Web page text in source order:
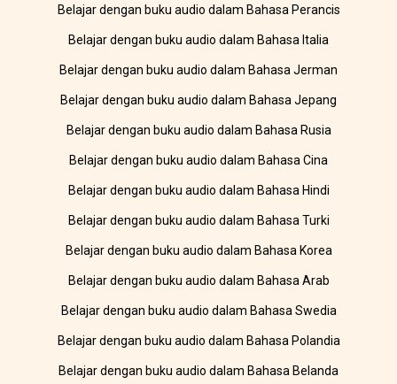
Belajar dengan buku audio dalam Bahasa Perancis
Belajar dengan buku audio dalam Bahasa Italia
Belajar dengan buku audio dalam Bahasa Jerman
Belajar dengan buku audio dalam Bahasa Jepang
Belajar dengan buku audio dalam Bahasa Rusia
Belajar dengan buku audio dalam Bahasa Cina
Belajar dengan buku audio dalam Bahasa Hindi
Belajar dengan buku audio dalam Bahasa Turki
Belajar dengan buku audio dalam Bahasa Korea
Belajar dengan buku audio dalam Bahasa Arab
Belajar dengan buku audio dalam Bahasa Swedia
Belajar dengan buku audio dalam Bahasa Polandia
Belajar dengan buku audio dalam Bahasa Belanda